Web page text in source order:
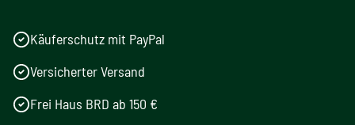
Käuferschutz mit PayPal
Versicherter Versand
Frei Haus BRD ab 150 €